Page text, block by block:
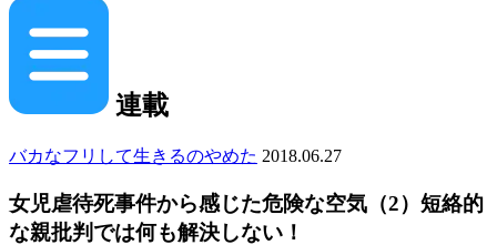
連載
バカなフリして生きるのやめた 2018.06.27
女児虐待死事件から感じた危険な空気（2）短絡的
な親批判では何も解決しない！